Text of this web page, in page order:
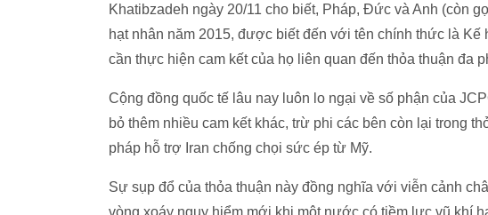
Khatibzadeh ngày 20/11 cho biết, Pháp, Đức và Anh (còn
hạt nhân năm 2015, được biết đến với tên chính thức là Kế
cần thực hiện cam kết của họ liên quan đến thỏa thuận đa
Cộng đồng quốc tế lâu nay luôn lo ngại về số phận của
bỏ thêm nhiều cam kết khác, trừ phi các bên còn lại trong
pháp hỗ trợ Iran chống chọi sức ép từ Mỹ.
Sự sụp đổ của thỏa thuận này đồng nghĩa với viễn cảnh
vòng xoáy nguy hiểm mới khi một nước có tiềm lực vũ khí